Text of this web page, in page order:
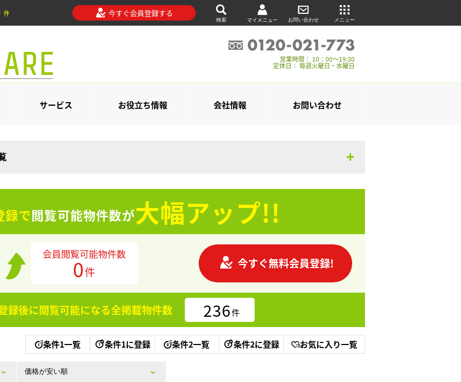
件 今すぐ会員登録する
検索 マイメニュー お問い合わせ メニュー
営業時間： 10：00～19:30
定休日： 毎週火曜日・水曜日
サービス お役立ち情報 会社情報 お問い合わせ
録で閲覧可能物件数が大幅アップ!!
会員閲覧可能物件数
0件
今すぐ無料会員登録!
録後に閲覧可能になる全掲載物件数 236件
条件1一覧 条件1に登録 条件2一覧 条件2に登録 お気に入り一覧